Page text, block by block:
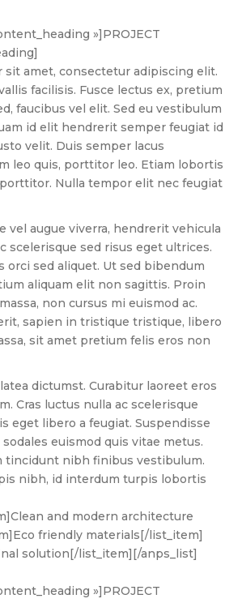
»]PROJECT
sit amet, consectetur adipiscing elit.
facilisis. Fusce lectus ex, pretium
faucibus vel elit. Sed eu vestibulum
id elit hendrerit semper feugiat id
velit. Duis semper lacus
leo quis, porttitor leo. Etiam lobortis
Nulla tempor elit nec feugiat
vel augue viverra, hendrerit vehicula
scelerisque sed risus eget ultrices.
orci sed aliquet. Ut sed bibendum
aliquam elit non sagittis. Proin
non cursus mi euismod ac.
sapien in tristique tristique, libero
sit amet pretium felis eros non
dictumst. Curabitur laoreet eros
Cras luctus nulla ac scelerisque
eget libero a feugiat. Suspendisse
euismod quis vitae metus.
tincidunt nibh finibus vestibulum.
nibh, id interdum turpis lobortis
and modern architecture
friendly materials[/list_item]
solution[/list_item][/anps_list]
»]PROJECT